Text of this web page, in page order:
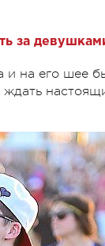
за
и на его шее
ждать